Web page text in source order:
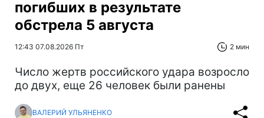
погибших в результате
обстрела 5 августа
12:43 07.08.2026 Пт 2 мин
Число жертв российского удара возросло
до двух, еще 26 человек были ранены
ВАЛЕРИЙ УЛЬЯНЕНКО